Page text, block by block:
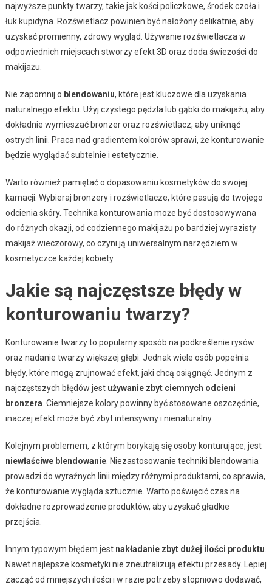
najwyższe punkty twarzy, takie jak kości policzkowe, środek czoła i
łuk kupidyna. Rozświetlacz powinien być nałożony delikatnie, aby
uzyskać promienny, zdrowy wygląd. Używanie rozświetlacza w
odpowiednich miejscach stworzy efekt 3D oraz doda świeżości do
makijażu.
Nie zapomnij o blendowaniu, które jest kluczowe dla uzyskania
naturalnego efektu. Użyj czystego pędzla lub gąbki do makijażu, aby
dokładnie wymieszać bronzer oraz rozświetlacz, aby uniknąć
ostrych linii. Praca nad gradientem kolorów sprawi, że konturowanie
będzie wyglądać subtelnie i estetycznie.
Warto również pamiętać o dopasowaniu kosmetyków do swojej
karnacji. Wybieraj bronzery i rozświetlacze, które pasują do twojego
odcienia skóry. Technika konturowania może być dostosowywana
do różnych okazji, od codziennego makijażu po bardziej wyrazisty
makijaż wieczorowy, co czyni ją uniwersalnym narzędziem w
kosmetyczce każdej kobiety.
Jakie są najczęstsze błędy w
konturowaniu twarzy?
Konturowanie twarzy to popularny sposób na podkreślenie rysów
oraz nadanie twarzy większej głębi. Jednak wiele osób popełnia
błędy, które mogą zrujnować efekt, jaki chcą osiągnąć. Jednym z
najczęstszych błędów jest używanie zbyt ciemnych odcieni
bronzera . Ciemniejsze kolory powinny być stosowane oszczędnie,
inaczej efekt może być zbyt intensywny i nienaturalny.
Kolejnym problemem, z którym borykają się osoby konturujące, jest
niewłaściwe blendowanie. Niezastosowanie techniki blendowania
prowadzi do wyraźnych linii między różnymi produktami, co sprawia,
że konturowanie wygląda sztucznie. Warto poświęcić czas na
dokładne rozprowadzenie produktów, aby uzyskać gładkie
przejścia.
Innym typowym błędem jest nakładanie zbyt dużej ilości produktu
Nawet najlepsze kosmetyki nie zneutralizują efektu przesady. Lepiej
zacząć od mniejszych ilości i w razie potrzeby stopniowo dodawać,